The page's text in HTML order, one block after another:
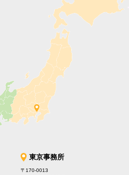
東京事務所
〒170-0013